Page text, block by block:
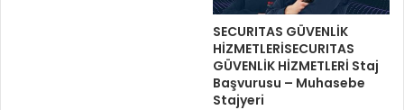
SECURITAS GÜVENLİK
HİZMETLERİSECURITAS
GÜVENLİK HİZMETLERİ Staj
Başvurusu – Muhasebe
Stajyeri